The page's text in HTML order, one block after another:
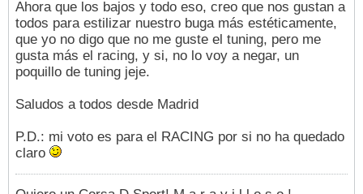
Ahora que los bajos y todo eso, creo que nos gustan a
todos para estilizar nuestro buga más estéticamente,
que yo no digo que no me guste el tuning, pero me
gusta más el racing, y si, no lo voy a negar, un
poquillo de tuning jeje.
Saludos a todos desde Madrid
P.D.: mi voto es para el RACING por si no ha quedado
claro